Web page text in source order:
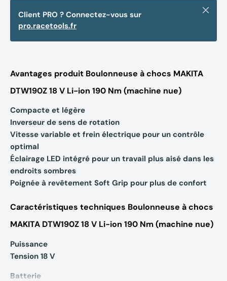
Client PRO ? Connectez-vous sur
pro.racetools.fr
Fermer
Avantages produit Boulonneuse à chocs MAKITA
DTW190Z 18 V Li-ion 190 Nm (machine nue)
Compacte et légère
Inverseur de sens de rotation
Vitesse variable et frein électrique pour un contrôle
optimal
Éclairage LED intégré pour un travail plus aisé dans les
endroits sombres
Poignée à revêtement Soft Grip pour plus de confort
Caractéristiques techniques Boulonneuse à chocs
MAKITA DTW190Z 18 V Li-ion 190 Nm (machine nue)
Puissance
Tension 18 V
Batterie